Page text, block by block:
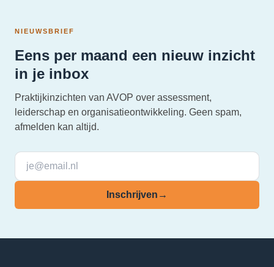
NIEUWSBRIEF
Eens per maand een nieuw inzicht
in je inbox
Praktijkinzichten van AVOP over assessment,
leiderschap en organisatieontwikkeling. Geen spam,
afmelden kan altijd.
Inschrijven →